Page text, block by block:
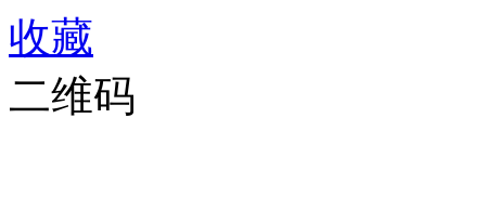
收藏
二维码